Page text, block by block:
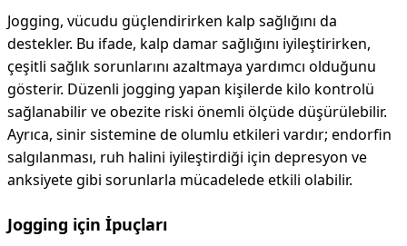
Jogging, vücudu güçlendirirken kalp sağlığını da
destekler. Bu ifade, kalp damar sağlığını iyileştirirken,
çeşitli sağlık sorunlarını azaltmaya yardımcı olduğunu
gösterir. Düzenli jogging yapan kişilerde kilo kontrolü
sağlanabilir ve obezite riski önemli ölçüde düşürülebilir.
Ayrıca, sinir sistemine de olumlu etkileri vardır; endorfin
salgılanması, ruh halini iyileştirdiği için depresyon ve
anksiyete gibi sorunlarla mücadelede etkili olabilir.
Jogging için İpuçları